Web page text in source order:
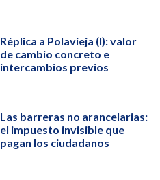
Réplica a Polavieja (I): valor
de cambio concreto e
intercambios previos
Las barreras no arancelarias:
el impuesto invisible que
pagan los ciudadanos